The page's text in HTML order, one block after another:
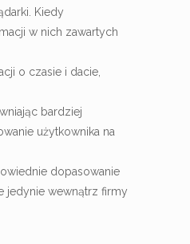
Kiedy
w nich zawartych
o czasie i dacie,
bardziej
użytkownika na
dopasowanie
jedynie wewnątrz firmy